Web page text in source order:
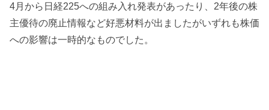
4月から日経225への組み入れ発表があったり、2年後の株
主優待の廃止情報など好悪材料が出ましたがいずれも株価
への影響は一時的なものでした。